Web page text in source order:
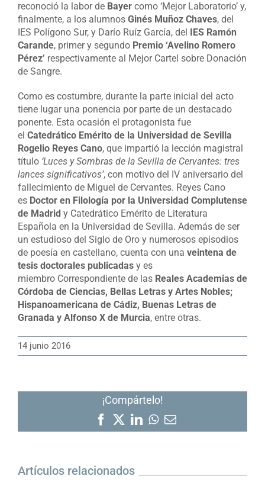
reconoció la labor de Bayer como ‘Mejor Laboratorio’ y,
finalmente, a los alumnos Ginés Muñoz Chaves, del
IES Polígono Sur, y Darío Ruíz García, del IES Ramón
Carande, primer y segundo Premio ‘Avelino Romero
Pérez’ respectivamente al Mejor Cartel sobre Donación
de Sangre.
Como es costumbre, durante la parte inicial del acto
tiene lugar una ponencia por parte de un destacado
ponente. Esta ocasión el protagonista fue
el Catedrático Emérito de la Universidad de Sevilla
Rogelio Reyes Cano, que impartió la lección magistral
título ‘Luces y Sombras de la Sevilla de Cervantes: tres
lances significativos’, con motivo del IV aniversario del
fallecimiento de Miguel de Cervantes. Reyes Cano
es Doctor en Filología por la Universidad Complutense
de Madrid y Catedrático Emérito de Literatura
Española en la Universidad de Sevilla. Además de ser
un estudioso del Siglo de Oro y numerosos episodios
de poesía en castellano, cuenta con una veintena de
tesis doctorales publicadas y es
miembro Correspondiente de las Reales Academias de
Córdoba de Ciencias, Bellas Letras y Artes Nobles;
Hispanoamericana de Cádiz, Buenas Letras de
Granada y Alfonso X de Murcia, entre otras.
14 junio 2016
¡Compártelo!
Facebook
X LinkedIn
WhatsApp
Correo
electrónico
Artículos relacionados